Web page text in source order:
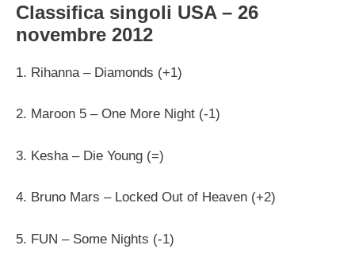
Classifica singoli USA – 26
novembre 2012
1. Rihanna – Diamonds (+1)
2. Maroon 5 – One More Night (-1)
3. Kesha – Die Young (=)
4. Bruno Mars – Locked Out of Heaven (+2)
5. FUN – Some Nights (-1)